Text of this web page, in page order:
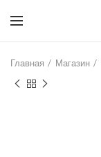
Главная Магазин